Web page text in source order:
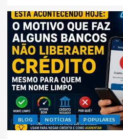
BLOG NOTÍCIAS POPULARES